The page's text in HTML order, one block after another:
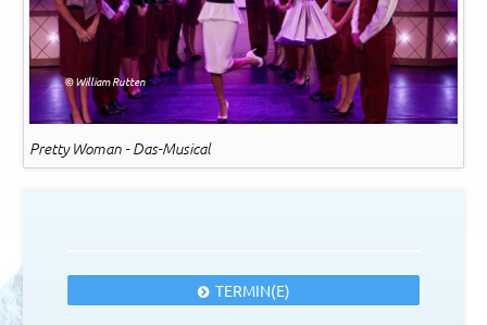
Pretty Woman - Das-Musical
© William Rutten
TERMIN(E)